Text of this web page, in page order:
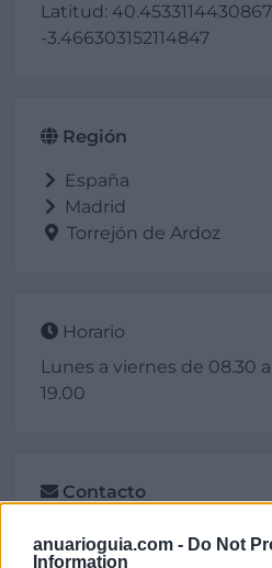
anuarioguia.com - Do Not
Information
Latitud:
-3.466303152114847
Región
España
Madrid
Torrejón de Ardoz
Horario
Lunes a viernes de 08.30 a
19.00
Contacto